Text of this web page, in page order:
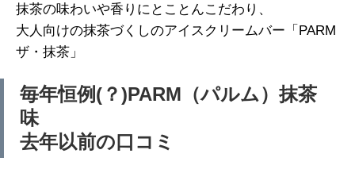
抹茶の味わいや香りにとことんこだわり、
大人向けの抹茶づくしのアイスクリームバー「PARM
ザ・抹茶」
毎年恒例(？)PARM（パルム）抹茶
味
去年以前の口コミ